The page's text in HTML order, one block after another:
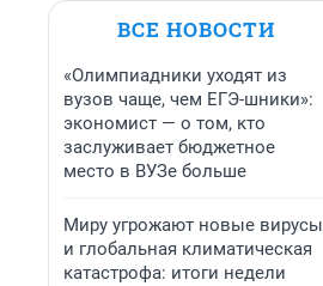
ВСЕ НОВОСТИ
«Олимпиадники уходят из
вузов чаще, чем ЕГЭ-шники»:
экономист — о том, кто
заслуживает бюджетное
место в ВУЗе больше
Миру угрожают новые вирусы
и глобальная климатическая
катастрофа: итоги недели